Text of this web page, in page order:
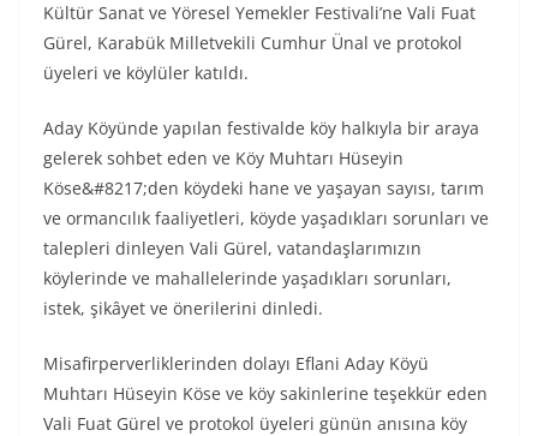
Kültür Sanat ve Yöresel Yemekler Festivali’ne Vali Fuat
Gürel, Karabük Milletvekili Cumhur Ünal ve protokol
üyeleri ve köylüler katıldı.
Aday Köyünde yapılan festivalde köy halkıyla bir araya
gelerek sohbet eden ve Köy Muhtarı Hüseyin
Köse&#8217;den köydeki hane ve yaşayan sayısı, tarım
ve ormancılık faaliyetleri, köyde yaşadıkları sorunları ve
talepleri dinleyen Vali Gürel, vatandaşlarımızın
köylerinde ve mahallelerinde yaşadıkları sorunları,
istek, şikâyet ve önerilerini dinledi.
Misafirperverliklerinden dolayı Eflani Aday Köyü
Muhtarı Hüseyin Köse ve köy sakinlerine teşekkür eden
Vali Fuat Gürel ve protokol üyeleri günün anısına köy